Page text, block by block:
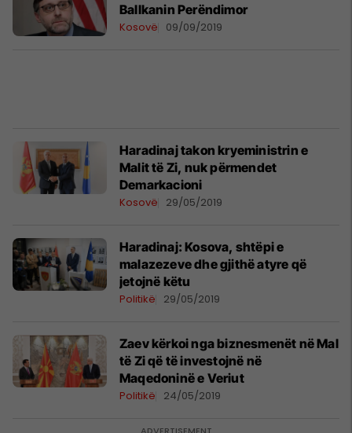
Ballkanin Perëndimor
Kosovë 09/09/2019
Haradinaj takon kryeministrin e
Malit të Zi, nuk përmendet
Demarkacioni
Kosovë 29/05/2019
Haradinaj: Kosova, shtëpi e
malazezeve dhe gjithë atyre që
jetojnë këtu
Politikë 29/05/2019
Zaev kërkoi nga biznesmenët në Mal
të Zi që të investojnë në
Maqedoninë e Veriut
Politikë 24/05/2019